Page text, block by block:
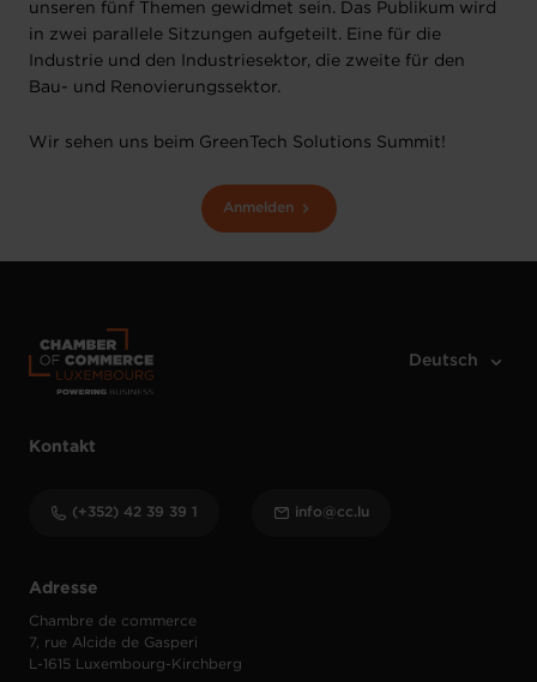
unseren fünf Themen gewidmet sein. Das Publikum wird
in zwei parallele Sitzungen aufgeteilt. Eine für die
Industrie und den Industriesektor, die zweite für den
Bau- und Renovierungssektor.
Wir sehen uns beim GreenTech Solutions Summit!
Anmelden
Adresse
Chambre de commerce
7, rue Alcide de Gasperi
L-1615 Luxembourg-Kirchberg
Kontakt
(+352) 42 39 39 1 info@cc.lu